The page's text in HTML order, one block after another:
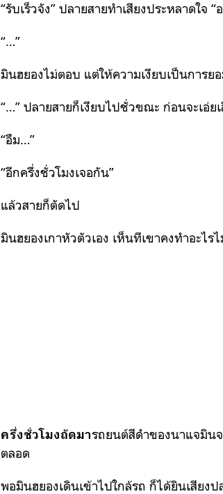
“รับเร็วจัง” ปลายสายทำเสียงประหลาดใจ
“…”
มินฮยองไม่ตอบ แต่ให้ความเงียบเป็นการย
“…” ปลายสายก็เงียบไปชั่วขณะ ก่อนจะเอ่ย
“อืม…”
“อีกครึ่งชั่วโมงเจอกัน”
แล้วสายก็ตัดไป
มินฮยองเกาหัวตัวเอง เห็นทีเขาคงทำอะไ
ครึ่งชั่วโมงถัดมารถยนต์สีดำของนาแจมิน
ตลอด
พอมินฮยองเดินเข้าไปใกล้รถ ก็ได้ยินเสียง